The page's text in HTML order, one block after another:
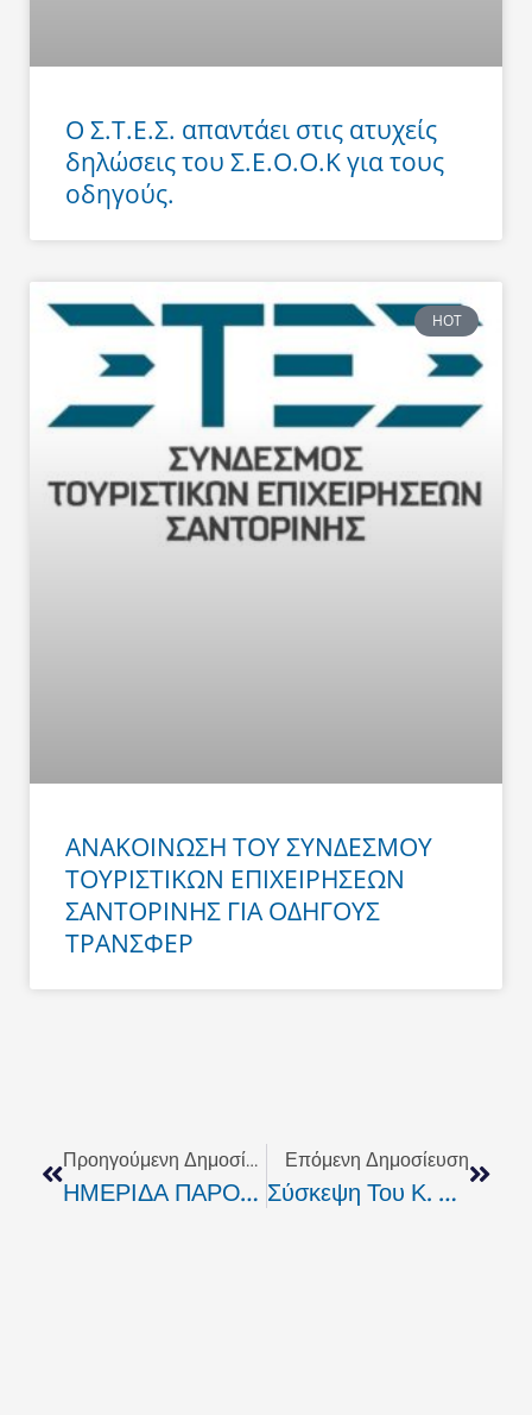
Ο Σ.Τ.Ε.Σ. απαντάει στις ατυχείς
δηλώσεις του Σ.Ε.Ο.Ο.Κ για τους
οδηγούς.
HOT
ΑΝΑΚΟΙΝΩΣΗ ΤΟΥ ΣΥΝΔΕΣΜΟΥ
ΤΟΥΡΙΣΤΙΚΩΝ ΕΠΙΧΕΙΡΗΣΕΩΝ
ΣΑΝΤΟΡΙΝΗΣ ΓΙΑ ΟΔΗΓΟΥΣ
ΤΡΑΝΣΦΕΡ
Προηγούμενη Δημοσίευση
ΗΜΕΡΙΔΑ ΠΑΡΟΥΣΙΑΣΗΣ ΠΡΟΓΡΑΜΜΑΤΩΝ ΕΝΙΣΧΥΣΗΣ ΕΠΙΧΕΙΡΗΜΑΤΙΚΟΤΗΤΑΣ
Επόμενη Δημοσίευση
Σύσκεψη Του Κ. Καρούντζου Με Τους Δημάρχους Όλου Του Νησιού